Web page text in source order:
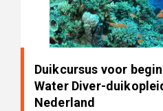
Duikcursus voor
Water Diver-
Nederland